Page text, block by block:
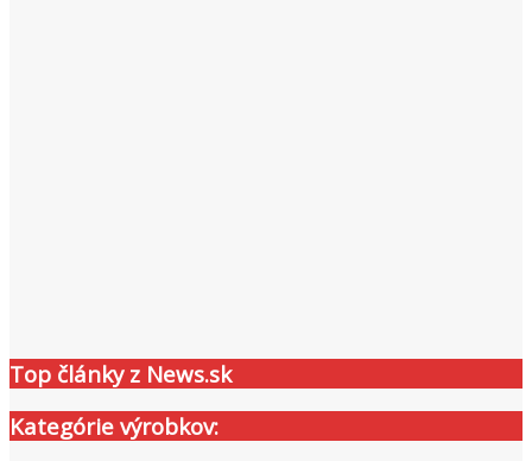
Top články z News.sk
Kategórie výrobkov: